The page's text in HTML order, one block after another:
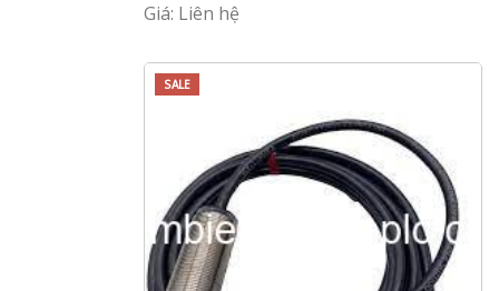
Giá: Liên hệ
SALE